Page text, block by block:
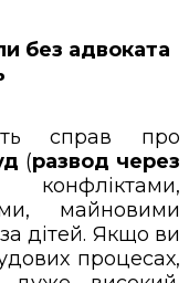
без адвоката
справ про
(развод через
майновими
дітей. Якщо ви
процесах,